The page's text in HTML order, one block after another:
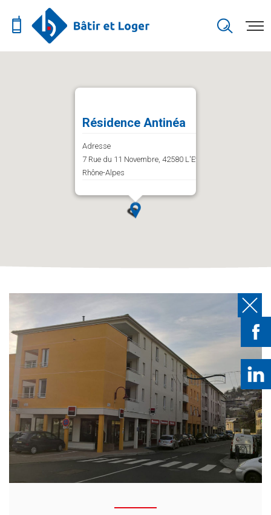
Résidence Antinéa
Adresse
7 Rue du 11 Novembre, 42580 L'Etrat, Auvergne-
Rhône-Alpes